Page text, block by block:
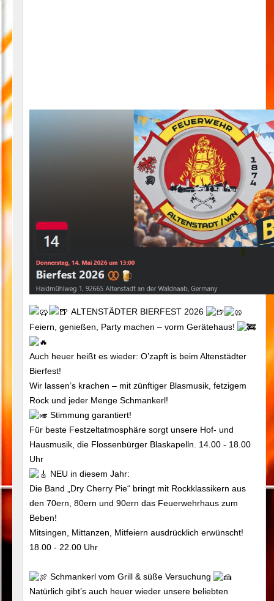
ALTENSTÄDTER BIERFEST 2026
Feiern, genießen, Party machen – vorm Gerätehaus!
Auch heuer heißt es wieder: O’zapft is beim Altenstädter
Bierfest!
Wir lassen’s krachen – mit zünftiger Blasmusik, fetzigem
Rock und jeder Menge Schmankerl!
Stimmung garantiert!
Für beste Festzeltatmosphäre sorgt unsere Hof- und
Hausmusik, die Flossenbürger Blaskapelln. 14.00 - 18.00
Uhr
NEU in diesem Jahr:
Die Band „Dry Cherry Pie“ bringt mit Rockklassikern aus
den 70ern, 80ern und 90ern das Feuerwehrhaus zum
Beben!
Mitsingen, Mittanzen, Mitfeiern ausdrücklich erwünscht!
18.00 - 22.00 Uhr
Schmankerl vom Grill & süße Versuchung
Natürlich gibt’s auch heuer wieder unsere beliebten